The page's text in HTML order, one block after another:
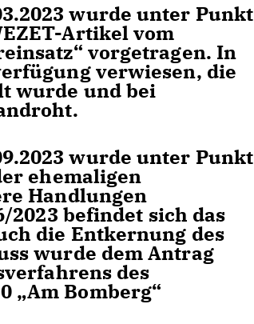
wurde unter Punkt
Artikel vom
vorgetragen. In
verwiesen, die
wurde und bei
wurde unter Punkt
ehemaligen
Handlungen
2023 befindet sich das
die Entkernung des
wurde dem Antrag
des
„Am Bomberg“